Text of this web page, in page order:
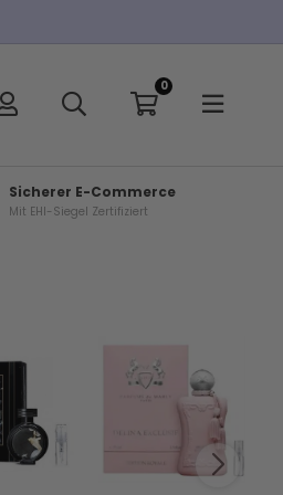
0
Sicherer E-Commerce
Mit EHI-Siegel Zertifiziert